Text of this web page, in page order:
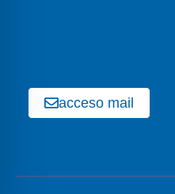
acceso mail